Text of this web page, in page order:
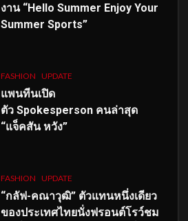
งาน “Hello Summer Enjoy Your
Summer Sports”
FASHION UPDATE
แพนทีนเปิด
ตัว Spokesperson คนล่าสุด
“แจ็คสัน หวัง”
FASHION UPDATE
“กลัฟ-คณาวุฒิ” ตัวแทนหนึ่งเดียว
ของประเทศไทยนั่งฟรอนต์โรว์ชม